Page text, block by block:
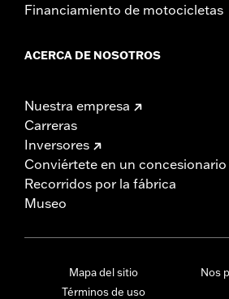
Financiamiento de motocicletas
ACERCA DE NOSOTROS
Nuestra empresa
Carreras
Inversores
Conviértete en un concesionario
Recorridos por la fábrica
Museo
Mapa del sitio
Términos de uso
Nos